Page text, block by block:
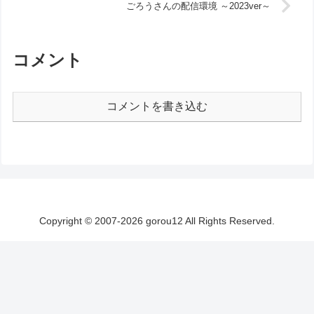
ごろうさんの配信環境 ～2023ver～
コメント
コメントを書き込む
Copyright © 2007-2026 gorou12 All Rights Reserved.